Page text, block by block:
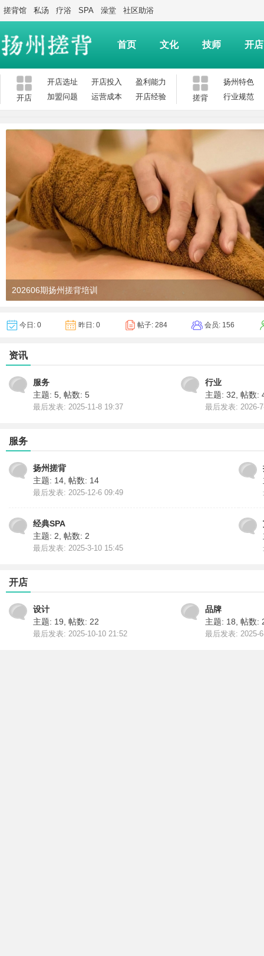
搓背馆 私汤 疗浴 SPA 澡堂 社区助浴
首页 文化 技师 开店
开店
开店选址 开店投入
盈利能力
加盟问题
运营成本 开店经验 搓背
扬州特色
行业规范
202606期扬州搓背培训
今日: 0 昨日: 0 帖子: 284 会员: 156
资讯
服务
主题: 5 帖数: 5
最后发表: 2025-11-8 19:37
行业
主题: 32 帖数:
最后发表: 2026-
服务
扬州搓背
主题: 14 帖数: 14
最后发表: 2025-12-6 09:49
经典SPA
主题: 2 帖数: 2
最后发表: 2025-3-10 15:45
开店
设计
主题: 19 帖数: 22
最后发表: 2025-10-10 21:52
品牌
主题: 18 帖数:
最后发表: 2025-